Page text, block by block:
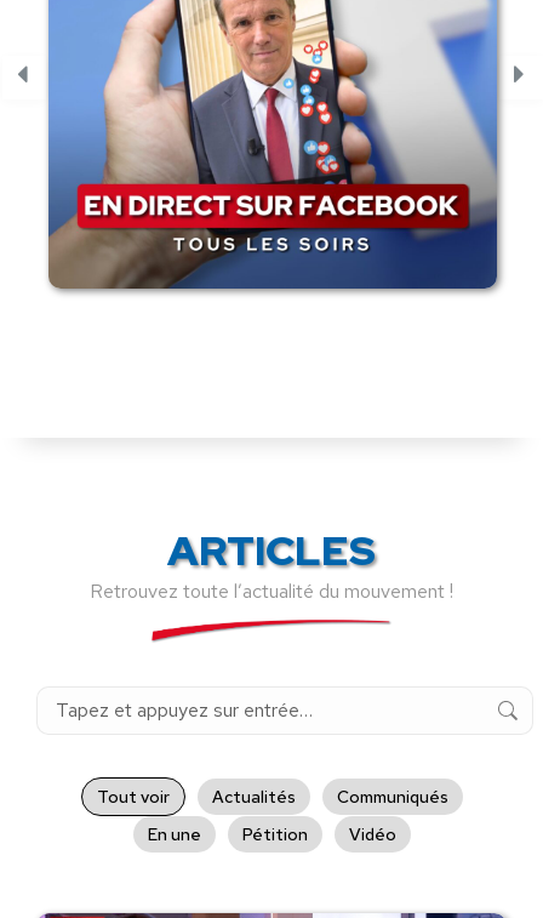
ARTICLES
Retrouvez toute l’actualité du mouvement !
Recherche
Tout voir Actualités
Communiqués
En une
Pétition Vidéo